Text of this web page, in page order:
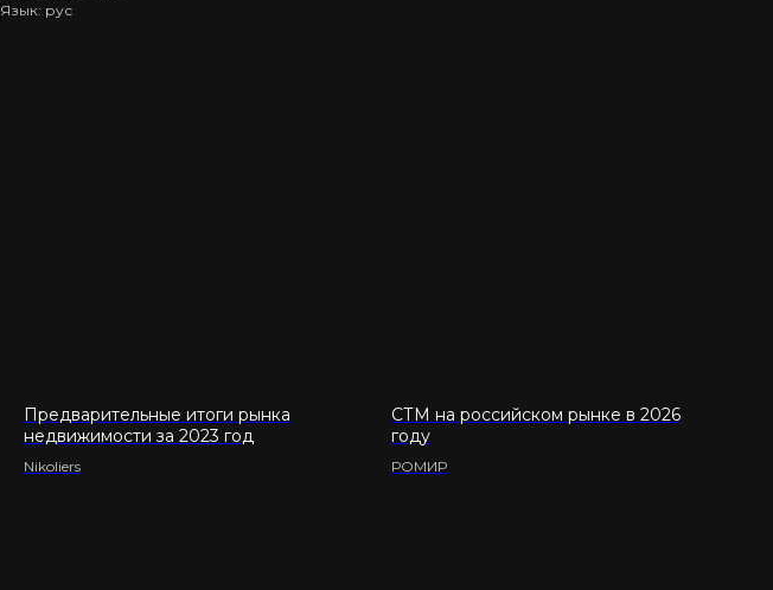
Язык: рус
Предварительные итоги рынка
недвижимости за 2023 год
Nikoliers
СТМ на российском рынке в 2026
году
РОМИР